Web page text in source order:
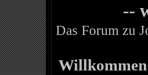
--
Das Forum zu